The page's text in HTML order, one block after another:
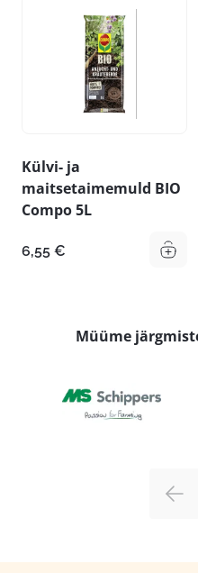
Külvi- ja
maitsetaimemuld BIO
Compo 5L
6,55 €
Müüme